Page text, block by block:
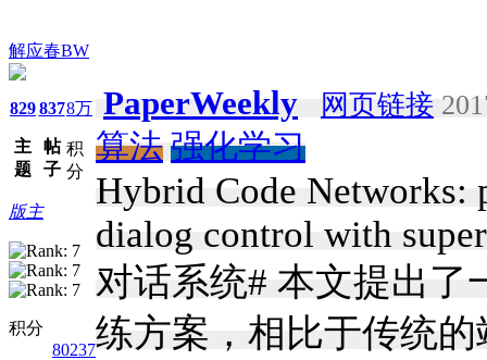
解应春BW
829
主
题
837
帖
子
8万
积
分
版主
积分
80237
PaperWeekly 网页链接
算法 强化学习
Hybrid Code Networks:
dialog control with
对话系统# 本文提出了
练方案，相比于传统